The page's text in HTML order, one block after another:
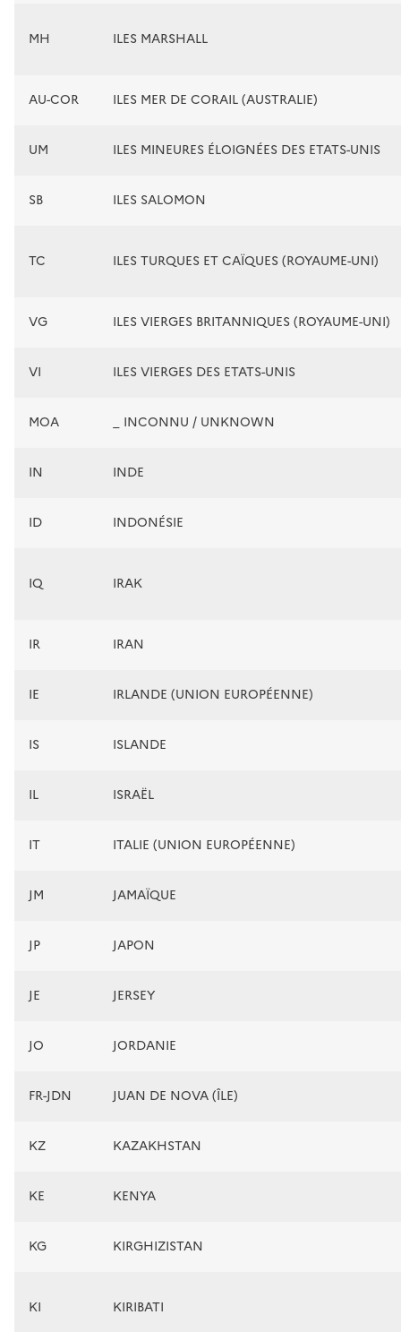
MH ILES MARSHALL
AU-COR ILES MER DE CORAIL (AUSTRALIE)
UM ILES MINEURES ÉLOIGNÉES DES ETATS-UNIS
SB ILES SALOMON
TC ILES TURQUES ET CAÏQUES (ROYAUME-UNI)
VG ILES VIERGES BRITANNIQUES (ROYAUME-UNI)
VI ILES VIERGES DES ETATS-UNIS
MOA _ INCONNU / UNKNOWN
IN INDE
ID INDONÉSIE
IQ IRAK
IR IRAN
IE IRLANDE (UNION EUROPÉENNE)
IS ISLANDE
IL ISRAËL
IT ITALIE (UNION EUROPÉENNE)
JM JAMAÏQUE
JP JAPON
JE JERSEY
JO JORDANIE
FR-JDN JUAN DE NOVA (ÎLE)
KZ KAZAKHSTAN
KE KENYA
KG KIRGHIZISTAN
KI KIRIBATI